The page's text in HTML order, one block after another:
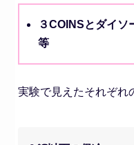
３COINSとダイソ
等
実験で見えたそれぞれ